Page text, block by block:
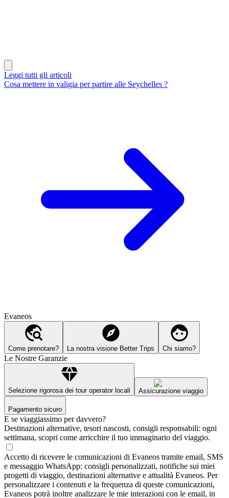
Leggi tutti gli articoli
Cosa mettere in valigia per partire alle Seychelles ?
Evaneos
Come prenotare? La nostra visione Better Trips Chi siamo?
Le Nostre Garanzie
Selezione rigorosa dei tour operator locali Assicurazione viaggio
Pagamento sicuro
E se viaggiassimo per davvero?
Destinazioni alternative, tesori nascosti, consigli responsabili: ogni
settimana, scopri come arricchire il tuo immaginario del viaggio.
Accetto di ricevere le comunicazioni di Evaneos tramite email, SMS
e messaggio WhatsApp: consigli personalizzati, notifiche sui miei
progetti di viaggio, destinazioni alternative e attualità Evaneos. Per
personalizzare i contenuti e la frequenza di queste comunicazioni,
Evaneos potrà inoltre analizzare le mie interazioni con le email, in